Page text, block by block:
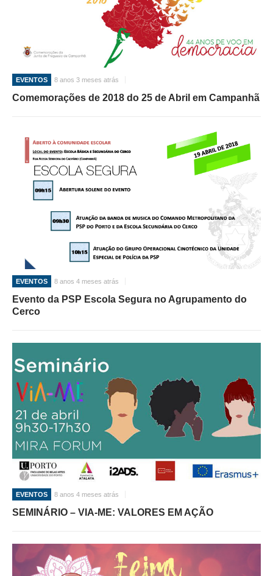
O GABINETE
APOIO AOS DESEMPREGADOS
APOIO ÀS EMPRESAS
OFERTAS DE EMPREGO
CONTACTOS
EVENTOS 8 anos 3 meses atrás
Comemorações de 2018 do 25 de Abril em Campanhã
EVENTOS 8 anos 4 meses atrás
Evento da PSP Escola Segura no Agrupamento do
Cerco
EVENTOS 8 anos 4 meses atrás
SEMINÁRIO – VIA-ME: VALORES EM AÇÃO